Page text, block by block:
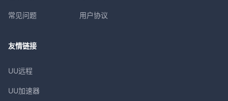
常见问题 用户协议
友情链接
UU远程
UU加速器